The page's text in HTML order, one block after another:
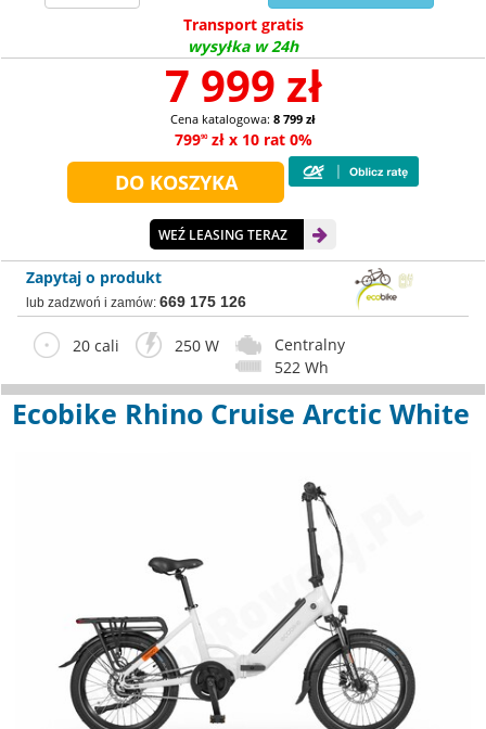
Transport gratis
wysyłka w 24h
7 999 zł
Cena katalogowa: 8 799 zł
79990zł x 10 rat 0%
WEŹ LEASING TERAZ
Zapytaj o produkt
lub zadzwoń i zamów: 669 175 126
20 cali 250 W
Centralny
522 Wh
Ecobike Rhino Cruise Arctic White